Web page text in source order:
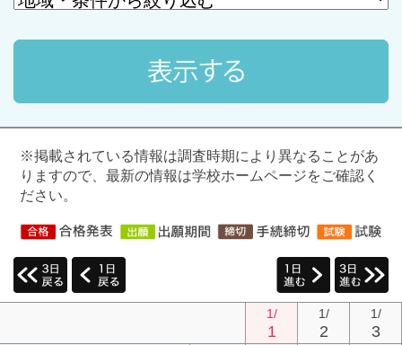
※掲載されている情報は調査時期により異なることがあ
りますので、最新の情報は学校ホームページをご確認く
ださい。
1/
1
1/
2
1/
3